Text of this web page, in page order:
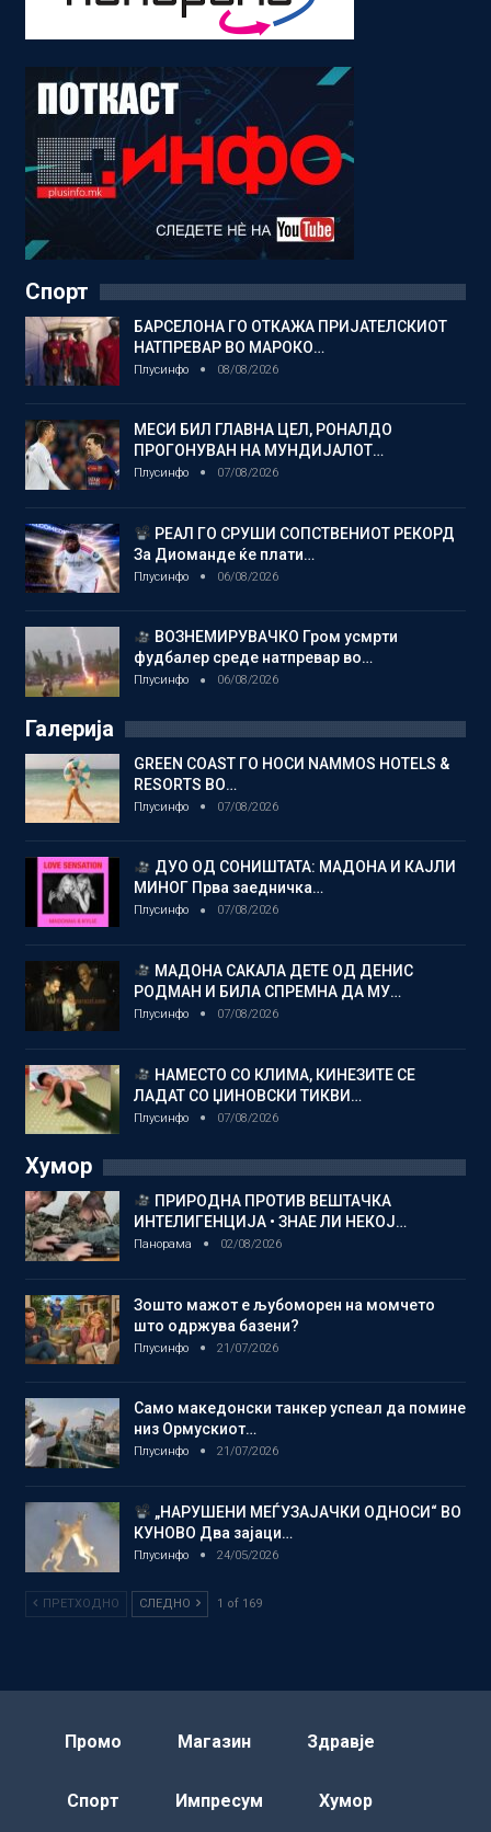
Спорт
БАРСЕЛОНА ГО ОТКАЖА ПРИЈАТЕЛСКИОТ
НАТПРЕВАР ВО МАРОКО…
Плусинфо 08/08/2026
МЕСИ БИЛ ГЛАВНА ЦЕЛ, РОНАЛДО
ПРОГОНУВАН НА МУНДИЈАЛОТ…
Плусинфо 07/08/2026
РЕАЛ ГО СРУШИ СОПСТВЕНИОТ РЕКОРД
За Диоманде ќе плати…
Плусинфо 06/08/2026
ВОЗНЕМИРУВАЧКО Гром усмрти
фудбалер среде натпревар во…
Плусинфо 06/08/2026
Галерија
GREEN COAST ГО НОСИ NAMMOS HOTELS &
RESORTS ВО…
Плусинфо 07/08/2026
ДУО ОД СОНИШТАТА: МАДОНА И КАЈЛИ
МИНОГ Прва заедничка…
Плусинфо 07/08/2026
МАДОНА САКАЛА ДЕТЕ ОД ДЕНИС
РОДМАН И БИЛА СПРЕМНА ДА МУ…
Плусинфо 07/08/2026
НАМЕСТО СО КЛИМА, КИНЕЗИТЕ СЕ
ЛАДАТ СО ЏИНОВСКИ ТИКВИ…
Плусинфо 07/08/2026
Хумор
ПРИРОДНА ПРОТИВ ВЕШТАЧКА
ИНТЕЛИГЕНЦИЈА • ЗНАЕ ЛИ НЕКОЈ…
Панорама 02/08/2026
Зошто мажот е љубоморен на момчето
што одржува базени?
Плусинфо 21/07/2026
Само македонски танкер успеал да помине
низ Ормускиот…
Плусинфо 21/07/2026
„НАРУШЕНИ МЕЃУЗАЈАЧКИ ОДНОСИ“ ВО
КУНОВО Два зајаци…
Плусинфо 24/05/2026
ПРЕТХОДНО СЛЕДНО 1 of 169
Промо Магазин Здравје
Спорт Импресум Хумор